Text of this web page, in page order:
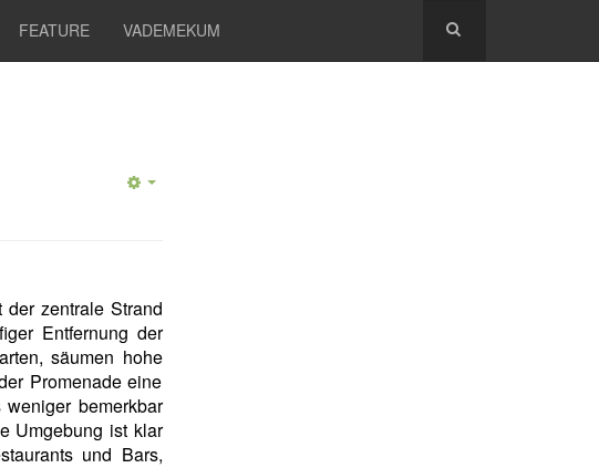
FEATURE VADEMEKUM
der zentrale Strand
Entfernung der
säumen hohe
Promenade eine
bemerkbar
Umgebung ist klar
und Bars,